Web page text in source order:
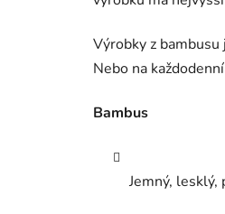
Výrobky z
Nebo na
Bambus
Jemný, lesklý,